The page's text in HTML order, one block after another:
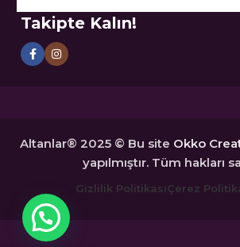
Takipte Kalın!
Altanlar® 2025 © Bu site Okko
yapılmıştır. Tüm hakları
Gizlilik PolitikasıÇerez